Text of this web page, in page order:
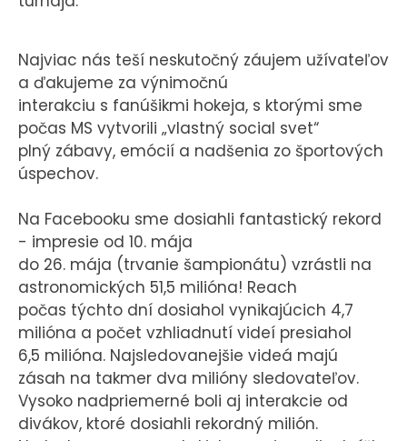
Najviac nás teší neskutočný záujem užívateľov
a ďakujeme za výnimočnú
interakciu s fanúšikmi hokeja, s ktorými sme
počas MS vytvorili „vlastný social svet“
plný zábavy, emócií a nadšenia zo športových
úspechov.
Na Facebooku sme dosiahli fantastický rekord
- impresie od 10. mája
do 26. mája (trvanie šampionátu) vzrástli na
astronomických 51,5 milióna! Reach
počas týchto dní dosiahol vynikajúcich 4,7
milióna a počet vzhliadnutí videí presiahol
6,5 milióna. Najsledovanejšie videá majú
zásah na takmer dva milióny sledovateľov.
Vysoko nadpriemerné boli aj interakcie od
divákov, ktoré dosiahli rekordný milión.